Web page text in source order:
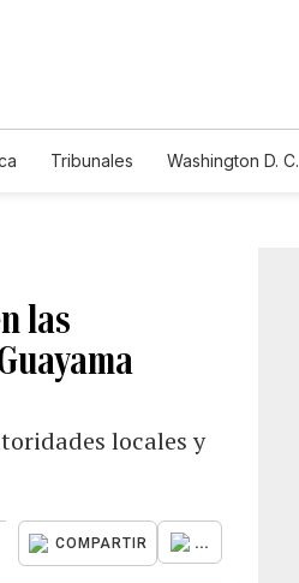
Tribunales Washington D. C.
las
locales y
COMPARTIR ...